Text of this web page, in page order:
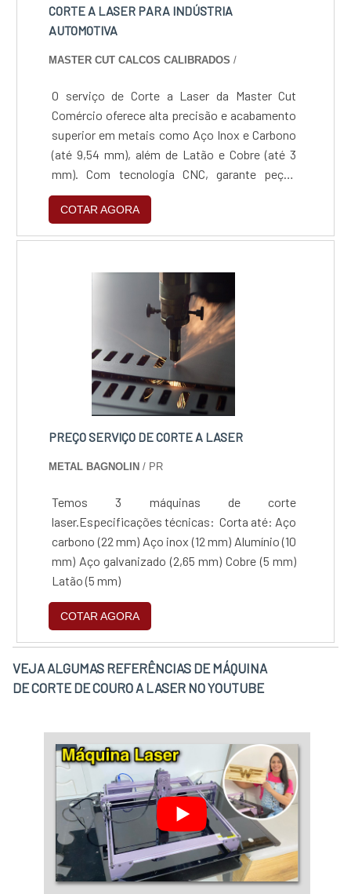
rigor técnico e agilidade.
CORTE A LASER PARA INDÚSTRIA
AUTOMOTIVA
MASTER CUT CALCOS CALIBRADOS /
O serviço de Corte a Laser da Master Cut
Comércio oferece alta precisão e acabamento
superior em metais como Aço Inox e Carbono
(até 9,54 mm), além de Latão e Cobre (até 3
mm). Com tecnologia CNC, garante peças
isentas de rebarbas e fiel aos desenhos
técnicos, com entrega rápida de 1 a 4 dias
úteis. É a solução ideal para prototipagem e
mecânico e de infraestrutura, assegurando
economia de material e repetibilidade
COTAR AGORA
PREÇO SERVIÇO DE CORTE A LASER
METAL BAGNOLIN / PR
Temos 3 máquinas de corte
laser.Especificações técnicas: Corta até: Aço
carbono (22 mm)‍ ‍Aço inox (12 mm)‍ ‍Alumínio (10
mm)‍ ‍Aço galvanizado (2,65 mm)‍ ‍Cobre (5 mm)
‍‍Latão (5 mm)
COTAR AGORA
VEJA ALGUMAS REFERÊNCIAS DE MÁQUINA
DE CORTE DE COURO A LASER NO YOUTUBE